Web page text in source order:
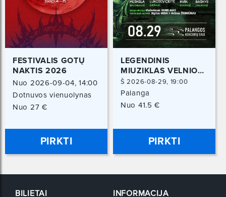
FESTIVALIS GOTŲ
NAKTIS 2026
Nuo 2026-09-04, 14:00
val.
Iki 2026-09-06, 15:00
Dotnuvos vienuolynas
Dotnuva, Kėdainių r.
Nuo 27 €
PIRKTI
LEGENDINIS
MIUZIKLAS VELNIO
NUOTAKA | ARENA
ŠOU
Š 2026-08-29, 19:00
Palanga
Nuo 41.5 €
PIRKTI
BILIETAI INFORMACIJA